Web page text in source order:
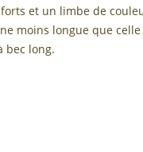
forts et un limbe de
moins longue que celle
bec long.